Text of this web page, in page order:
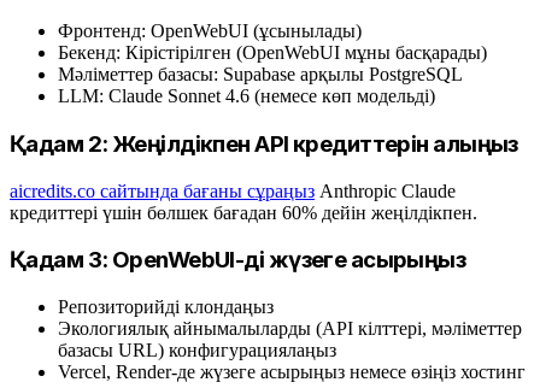
Фронтенд: OpenWebUI (ұсынылады)
Бекенд: Кірістірілген (OpenWebUI мұны басқарады)
Мәліметтер базасы: Supabase арқылы PostgreSQL
LLM: Claude Sonnet 4.6 (немесе көп модельді)
Қадам 2: Жеңілдікпен API кредиттерін алыңыз
aicredits.co сайтында бағаны сұраңыз Anthropic Claude
кредиттері үшін бөлшек бағадан 60% дейін жеңілдікпен.
Қадам 3: OpenWebUI-ді жүзеге асырыңыз
Репозиторийді клондаңыз
Экологиялық айнымалыларды (API кілттері, мәліметтер
базасы URL) конфигурациялаңыз
Vercel, Render-де жүзеге асырыңыз немесе өзіңіз хостинг